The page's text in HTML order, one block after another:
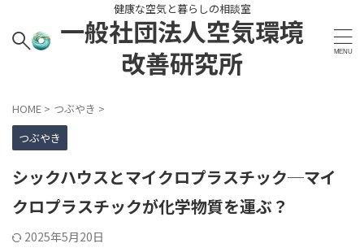
健康な空気と暮らしの相談室
一般社団法人空気環境
改善研究所
HOME > つぶやき >
つぶやき
シックハウスとマイクロプラスチック─マイ
クロプラスチックが化学物質を運ぶ？
2025年5月20日